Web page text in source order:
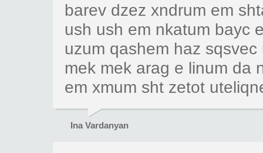
barev dzez xndrum em
ush ush em nkatum bayc
uzum qashem haz
mek mek arag e linum da
em xmum sht zetot
Ina Vardanyan